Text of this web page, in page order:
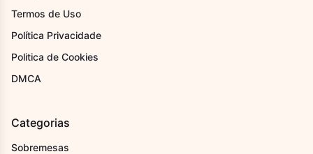
Termos de Uso
Política Privacidade
Politica de Cookies
DMCA
Categorias
Sobremesas